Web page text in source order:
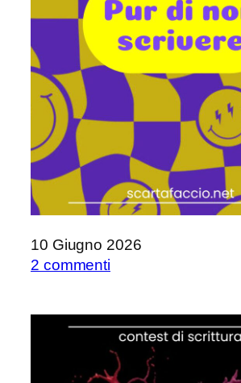
10 Giugno 2026
2 commenti
non
scrivere